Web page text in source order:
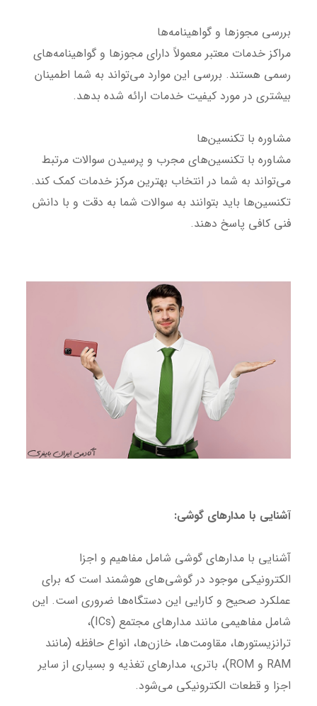
بررسی مجوزها و گواهینامه‌ها
مراکز خدمات معتبر معمولاً دارای مجوزها و گواهینامه‌های
رسمی هستند. بررسی این موارد می‌تواند به شما اطمینان
بیشتری در مورد کیفیت خدمات ارائه شده بدهد.
مشاوره با تکنسین‌ها
مشاوره با تکنسین‌های مجرب و پرسیدن سوالات مرتبط
می‌تواند به شما در انتخاب بهترین مرکز خدمات کمک کند.
تکنسین‌ها باید بتوانند به سوالات شما به دقت و با دانش
فنی کافی پاسخ دهند.
آشنایی با مدارهای گوشی:
آشنایی با مدارهای گوشی شامل مفاهیم و اجزا
الکترونیکی موجود در گوشی‌های هوشمند است که برای
عملکرد صحیح و کارایی این دستگاه‌ها ضروری است. این
شامل مفاهیمی مانند مدارهای مجتمع (ICs)،
ترانزیستورها، مقاومت‌ها، خازن‌ها، انواع حافظه (مانند
RAM و ROM)، باتری، مدارهای تغذیه و بسیاری از سایر
اجزا و قطعات الکترونیکی می‌شود.